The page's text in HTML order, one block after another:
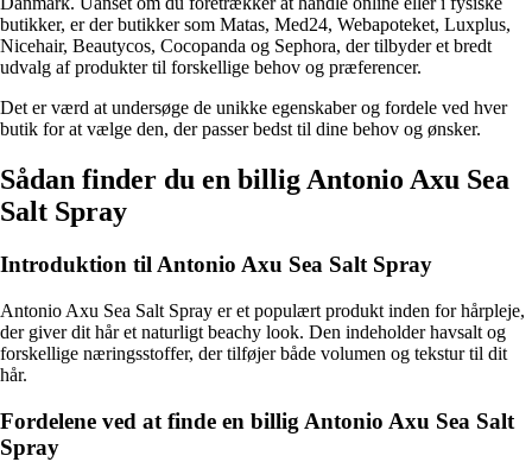
butikker, er der butikker som Matas, Med24, Webapoteket, Luxplus,
Nicehair, Beautycos, Cocopanda og Sephora, der tilbyder et bredt
udvalg af produkter til forskellige behov og præferencer.
Det er værd at undersøge de unikke egenskaber og fordele ved hver
butik for at vælge den, der passer bedst til dine behov og ønsker.
Sådan finder du en billig Antonio Axu Sea
Salt Spray
Introduktion til Antonio Axu Sea Salt Spray
Antonio Axu Sea Salt Spray er et populært produkt inden for hårpleje,
der giver dit hår et naturligt beachy look. Den indeholder havsalt og
forskellige næringsstoffer, der tilføjer både volumen og tekstur til dit
hår.
Fordelene ved at finde en billig Antonio Axu Sea Salt
Spray